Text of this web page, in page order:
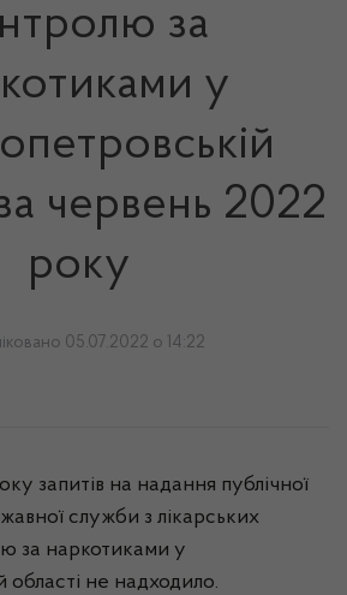
за
у
червень 2022
року
05.07.2022 о 14:22
запитів на надання публічної
служби з лікарських
за наркотиками у
області не надходило.